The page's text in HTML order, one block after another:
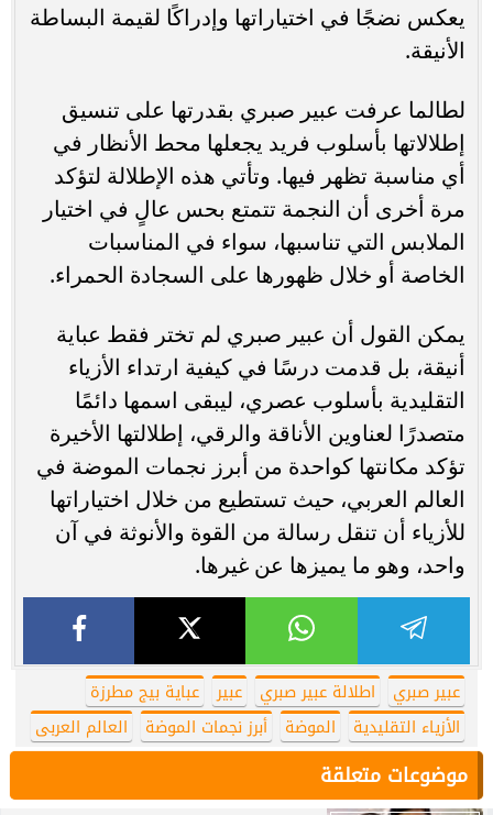
يعكس نضجًا في اختياراتها وإدراكًا لقيمة البساطة
الأنيقة.
لطالما عرفت عبير صبري بقدرتها على تنسيق
إطلالاتها بأسلوب فريد يجعلها محط الأنظار في
أي مناسبة تظهر فيها. وتأتي هذه الإطلالة لتؤكد
مرة أخرى أن النجمة تتمتع بحس عالٍ في اختيار
الملابس التي تناسبها، سواء في المناسبات
الخاصة أو خلال ظهورها على السجادة الحمراء.
يمكن القول أن عبير صبري لم تختر فقط عباية
أنيقة، بل قدمت درسًا في كيفية ارتداء الأزياء
التقليدية بأسلوب عصري، ليبقى اسمها دائمًا
متصدرًا لعناوين الأناقة والرقي، إطلالتها الأخيرة
تؤكد مكانتها كواحدة من أبرز نجمات الموضة في
العالم العربي، حيث تستطيع من خلال اختياراتها
للأزياء أن تنقل رسالة من القوة والأنوثة في آن
واحد، وهو ما يميزها عن غيرها.
عبير صبري اطلالة عبير صبري عبير
عباية بيج مطرزة
الأزياء التقليدية
الموضة أبرز نجمات الموضة العالم العربى
موضوعات متعلقة